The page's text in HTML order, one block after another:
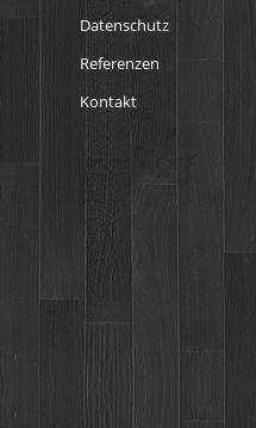
Datenschutz
Referenzen
Kontakt